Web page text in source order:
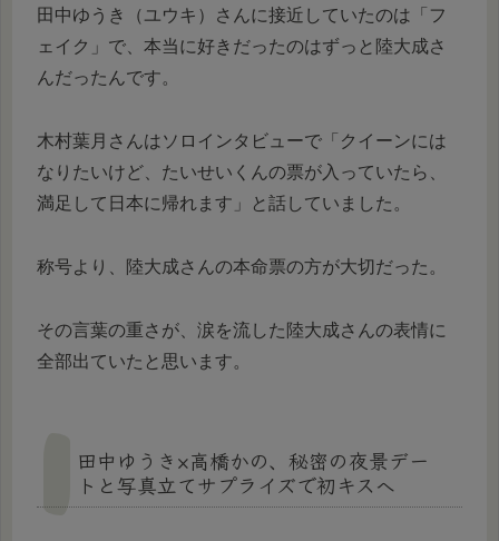
田中ゆうき（ユウキ）さんに接近していたのは「フ
ェイク」で、本当に好きだったのはずっと陸大成さ
んだったんです。
木村葉月さんはソロインタビューで「クイーンには
なりたいけど、たいせいくんの票が入っていたら、
満足して日本に帰れます」と話していました。
称号より、陸大成さんの本命票の方が大切だった。
その言葉の重さが、涙を流した陸大成さんの表情に
全部出ていたと思います。
田中ゆうき×高橋かの、秘密の夜景デー
トと写真立てサプライズで初キスへ